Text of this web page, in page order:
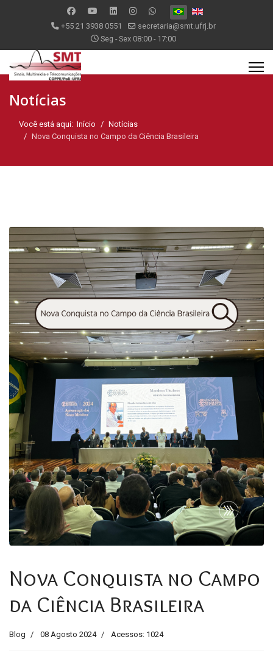
Selecione seu Idioma
+55 21 3938 0551
secretaria@smt.ufrj.br
Seg - Sex 08:00 - 17:00
Notícias
Você está aqui: Início
Notícias
Nova Conquista no Campo da Ciência Brasileira
Nova Conquista no Campo
da Ciência Brasileira
Blog 08 Agosto 2024 Acessos: 1024